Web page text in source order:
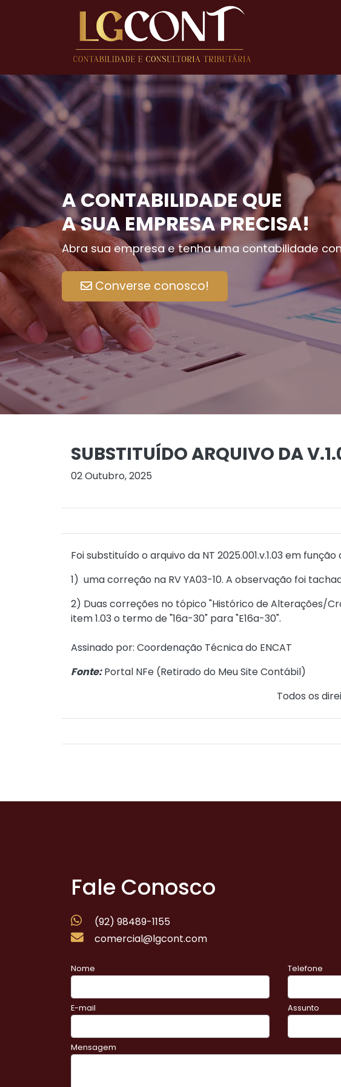
A CONTABILIDADE QUE
A SUA EMPRESA PRECISA!
Abra sua empresa e tenha uma contabilidade
Converse conosco!
SUBSTITUÍDO ARQUIVO DA
02 Outubro, 2025
Foi substituído o arquivo da NT 2025.001.v.1.03 em função
1) uma correção na RV YA03-10. A observação foi
2) Duas correções no tópico "Histórico de Alterações/
item 1.03 o termo de "16a-30" para "E16a-30".
Assinado por: Coordenação Técnica do ENCAT
Fonte:Portal NFe (Retirado do Meu Site Contábil)
Todos os
Fale Conosco
(92) 98489-1155
comercial@lgcont.com
Nome Telefone
E-mail Assunto
Mensagem